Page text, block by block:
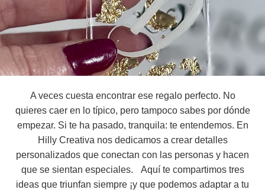
A veces cuesta encontrar ese regalo perfecto. No
quieres caer en lo típico, pero tampoco sabes por dónde
empezar. Si te ha pasado, tranquila: te entendemos. En
Hilly Creativa nos dedicamos a crear detalles
personalizados que conectan con las personas y hacen
que se sientan especiales. Aquí te compartimos tres
ideas que triunfan siempre ¡y que podemos adaptar a tu